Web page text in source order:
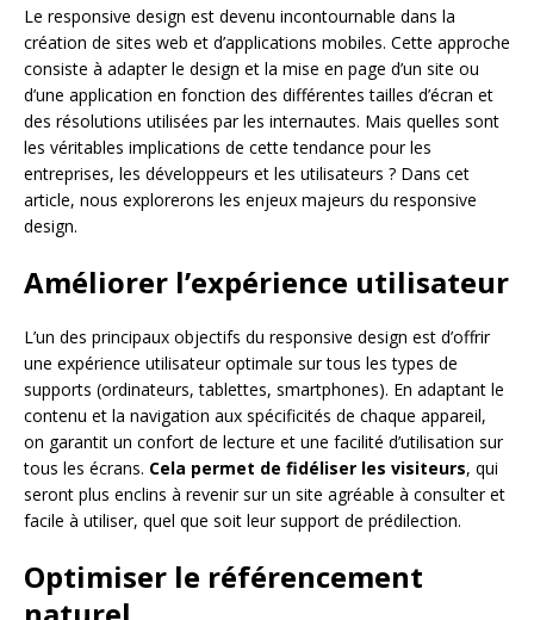
Le responsive design est devenu incontournable dans la
création de sites web et d’applications mobiles. Cette approche
consiste à adapter le design et la mise en page d’un site ou
d’une application en fonction des différentes tailles d’écran et
des résolutions utilisées par les internautes. Mais quelles sont
les véritables implications de cette tendance pour les
entreprises, les développeurs et les utilisateurs ? Dans cet
article, nous explorerons les enjeux majeurs du responsive
design.
Améliorer l’expérience utilisateur
L’un des principaux objectifs du responsive design est d’offrir
une expérience utilisateur optimale sur tous les types de
supports (ordinateurs, tablettes, smartphones). En adaptant le
contenu et la navigation aux spécificités de chaque appareil,
on garantit un confort de lecture et une facilité d’utilisation sur
tous les écrans. Cela permet de fidéliser les visiteurs, qui
seront plus enclins à revenir sur un site agréable à consulter et
facile à utiliser, quel que soit leur support de prédilection.
Optimiser le référencement